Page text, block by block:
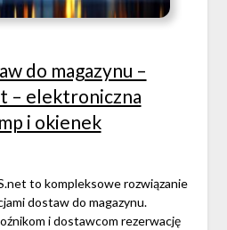
do magazynu –
– elektroniczna
i okienek
to kompleksowe rozwiązanie
dostaw do magazynu.
i dostawcom rezerwację